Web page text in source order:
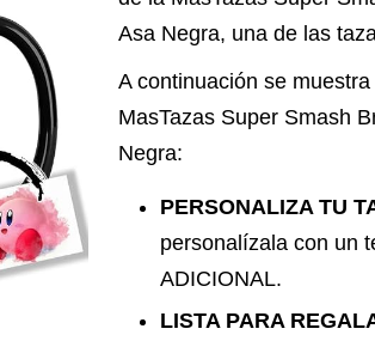
Asa Negra, una de las
A continuación se
MasTazas Super Smash
Negra:
PERSONALIZA TU
personalízala con un
ADICIONAL.
LISTA PARA